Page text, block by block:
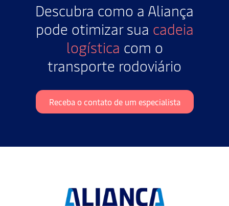
Descubra como a Aliança
pode otimizar sua cadeia
logística com o
transporte rodoviário
Receba o contato de um especialista